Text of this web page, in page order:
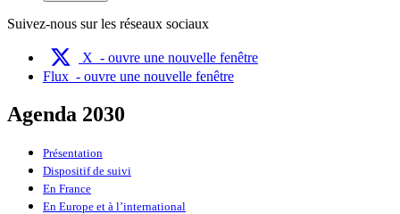
Suivez-nous sur les réseaux sociaux
X - ouvre une nouvelle fenêtre
Flux - ouvre une nouvelle fenêtre
Agenda 2030
Présentation
Dispositif de suivi
En France
En Europe et à l’international